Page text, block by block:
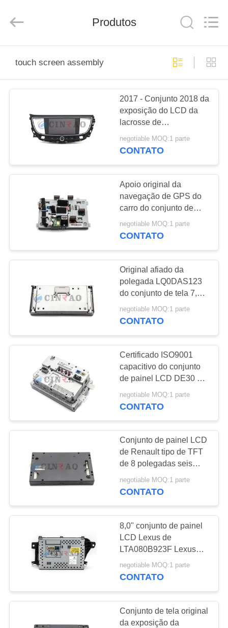
PRODUTOS
SHOW
EXCURSÃO
DA
FÁBRICA
CONTROLE
QUALIDADE
CONTACTE-
NOS
UMAS
CITAÇÕES
MAPA
SITE
POLICY
Produtos
touch screen assembly
2017 - Conjunto 2018 da
exposição do LCD da
lacrosse de
Buick/conjunto de tela
táctil capacitivo
negotiable MOQ:1 parte
CONTATO
Apoio original da
navegação de GPS do
carro do conjunto de
painel LCD do Sharp
LM1487A01-1G
negotiable MOQ:1 parte
CONTATO
Original afiado da
polegada LQ0DAS123
do conjunto de tela 7,0
da exposição de GPS
LCD do carro
negotiable MOQ:1 parte
CONTATO
Certificado ISO9001
capacitivo do conjunto
de painel LCD DE30 de
Range Rover 2014
negotiable MOQ:1 parte
CONTATO
Conjunto de painel LCD
de Renault tipo de TFT
de 8 polegadas seis
meses de serviço longo
da garantia
negotiable MOQ:1 parte
CONTATO
8,0" conjunto de painel
LCD Lexus de
LTA080B923F Lexus
RX 2012 86110-48470
negotiable MOQ:1 parte
CONTATO
Conjunto de tela original
da exposição da